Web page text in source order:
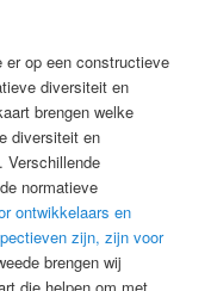
er op een constructieve
diversiteit en
brengen welke
diversiteit en
Verschillende
normatieve
ontwikkelaars en
zijn, zijn voor
brengen wij